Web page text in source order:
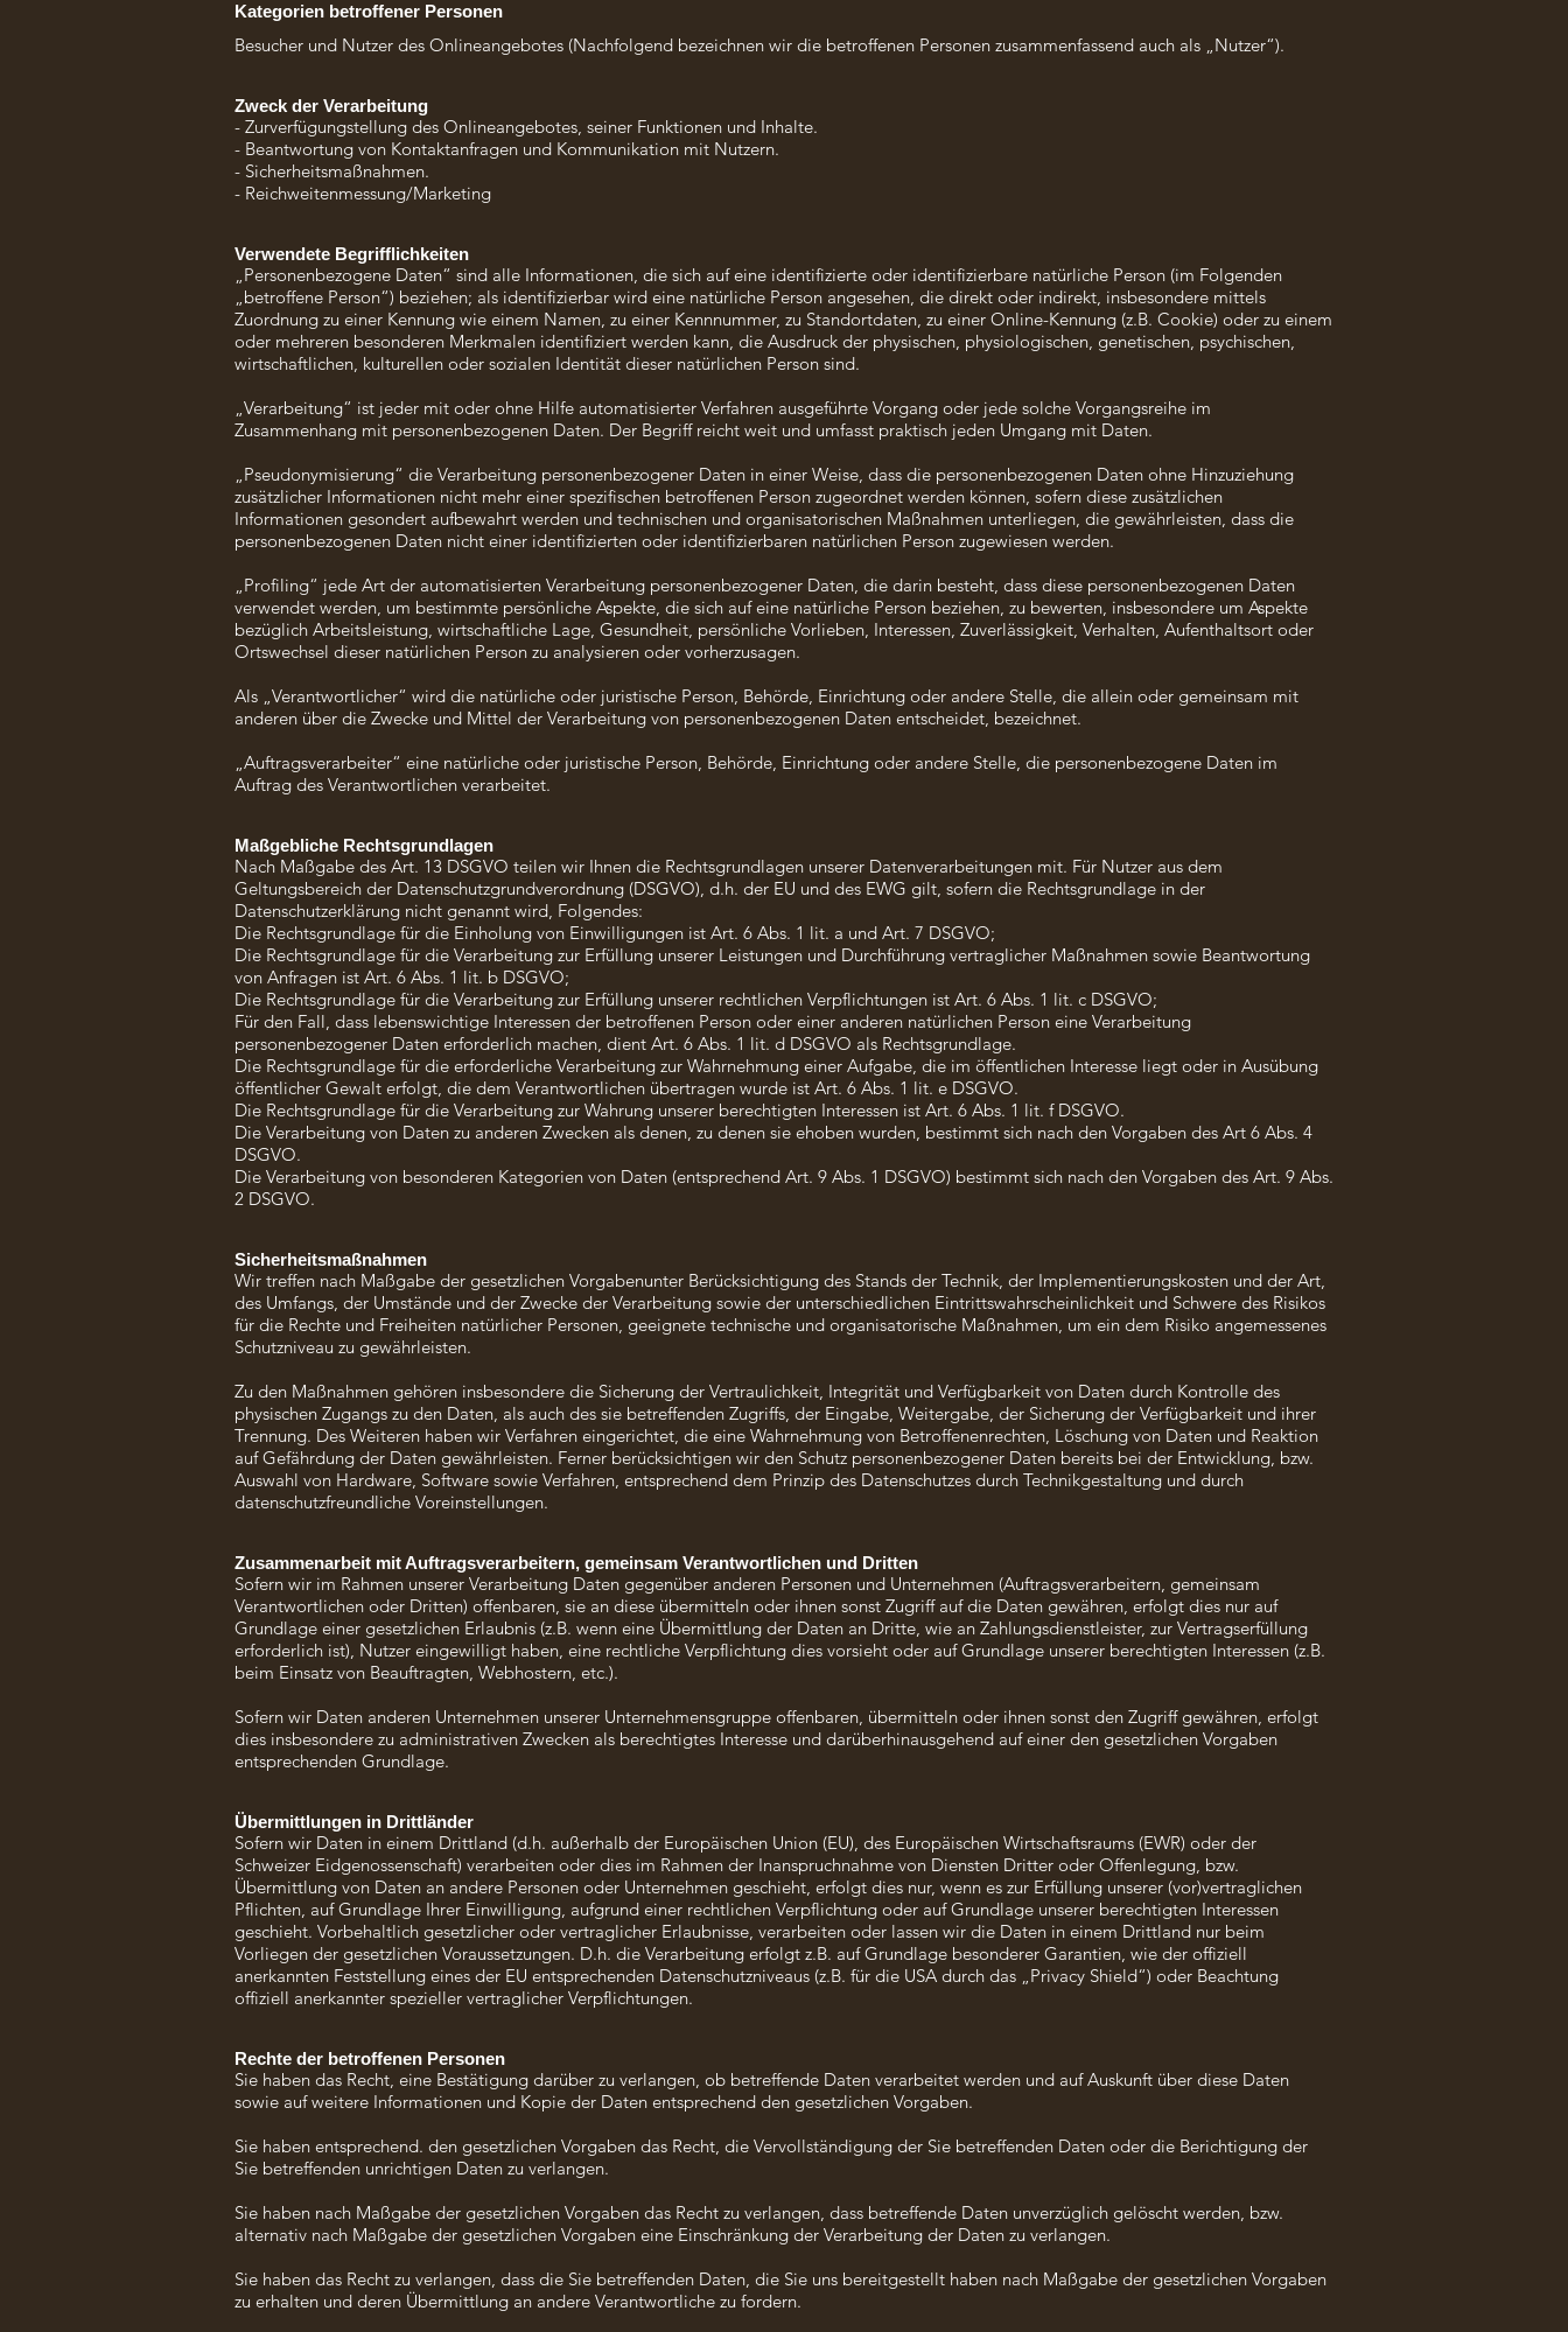
Kategorien betroffener Personen
Besucher und Nutzer des Onlineangebotes (Nachfolgend bezeichnen wir die betroffenen Personen zusammenfassend auch als „Nutzer“).
Zweck der Verarbeitung
- Zurverfügungstellung des Onlineangebotes, seiner Funktionen und Inhalte.
- Beantwortung von Kontaktanfragen und Kommunikation mit Nutzern.
- Sicherheitsmaßnahmen.
- Reichweitenmessung/Marketing
Verwendete Begrifflichkeiten
„Personenbezogene Daten“ sind alle Informationen, die sich auf eine identifizierte oder identifizierbare natürliche Person (im Folgenden
„betroffene Person“) beziehen; als identifizierbar wird eine natürliche Person angesehen, die direkt oder indirekt, insbesondere mittels
Zuordnung zu einer Kennung wie einem Namen, zu einer Kennnummer, zu Standortdaten, zu einer Online-Kennung (z.B. Cookie) oder zu einem
oder mehreren besonderen Merkmalen identifiziert werden kann, die Ausdruck der physischen, physiologischen, genetischen, psychischen,
wirtschaftlichen, kulturellen oder sozialen Identität dieser natürlichen Person sind.
„Verarbeitung“ ist jeder mit oder ohne Hilfe automatisierter Verfahren ausgeführte Vorgang oder jede solche Vorgangsreihe im
Zusammenhang mit personenbezogenen Daten. Der Begriff reicht weit und umfasst praktisch jeden Umgang mit Daten.
„Pseudonymisierung“ die Verarbeitung personenbezogener Daten in einer Weise, dass die personenbezogenen Daten ohne Hinzuziehung
zusätzlicher Informationen nicht mehr einer spezifischen betroffenen Person zugeordnet werden können, sofern diese zusätzlichen
Informationen gesondert aufbewahrt werden und technischen und organisatorischen Maßnahmen unterliegen, die gewährleisten, dass die
personenbezogenen Daten nicht einer identifizierten oder identifizierbaren natürlichen Person zugewiesen werden.
„Profiling“ jede Art der automatisierten Verarbeitung personenbezogener Daten, die darin besteht, dass diese personenbezogenen Daten
verwendet werden, um bestimmte persönliche Aspekte, die sich auf eine natürliche Person beziehen, zu bewerten, insbesondere um Aspekte
bezüglich Arbeitsleistung, wirtschaftliche Lage, Gesundheit, persönliche Vorlieben, Interessen, Zuverlässigkeit, Verhalten, Aufenthaltsort oder
Ortswechsel dieser natürlichen Person zu analysieren oder vorherzusagen.
Als „Verantwortlicher“ wird die natürliche oder juristische Person, Behörde, Einrichtung oder andere Stelle, die allein oder gemeinsam mit
anderen über die Zwecke und Mittel der Verarbeitung von personenbezogenen Daten entscheidet, bezeichnet.
„Auftragsverarbeiter“ eine natürliche oder juristische Person, Behörde, Einrichtung oder andere Stelle, die personenbezogene Daten im
Auftrag des Verantwortlichen verarbeitet.
Maßgebliche Rechtsgrundlagen
Nach Maßgabe des Art. 13 DSGVO teilen wir Ihnen die Rechtsgrundlagen unserer Datenverarbeitungen mit. Für Nutzer aus dem
Geltungsbereich der Datenschutzgrundverordnung (DSGVO), d.h. der EU und des EWG gilt, sofern die Rechtsgrundlage in der
Datenschutzerklärung nicht genannt wird, Folgendes:
Die Rechtsgrundlage für die Einholung von Einwilligungen ist Art. 6 Abs. 1 lit. a und Art. 7 DSGVO;
Die Rechtsgrundlage für die Verarbeitung zur Erfüllung unserer Leistungen und Durchführung vertraglicher Maßnahmen sowie Beantwortung
von Anfragen ist Art. 6 Abs. 1 lit. b DSGVO;
Die Rechtsgrundlage für die Verarbeitung zur Erfüllung unserer rechtlichen Verpflichtungen ist Art. 6 Abs. 1 lit. c DSGVO;
Für den Fall, dass lebenswichtige Interessen der betroffenen Person oder einer anderen natürlichen Person eine Verarbeitung
personenbezogener Daten erforderlich machen, dient Art. 6 Abs. 1 lit. d DSGVO als Rechtsgrundlage.
Die Rechtsgrundlage für die erforderliche Verarbeitung zur Wahrnehmung einer Aufgabe, die im öffentlichen Interesse liegt oder in Ausübung
öffentlicher Gewalt erfolgt, die dem Verantwortlichen übertragen wurde ist Art. 6 Abs. 1 lit. e DSGVO.
Die Rechtsgrundlage für die Verarbeitung zur Wahrung unserer berechtigten Interessen ist Art. 6 Abs. 1 lit. f DSGVO.
Die Verarbeitung von Daten zu anderen Zwecken als denen, zu denen sie ehoben wurden, bestimmt sich nach den Vorgaben des Art 6 Abs. 4
DSGVO.
Die Verarbeitung von besonderen Kategorien von Daten (entsprechend Art. 9 Abs. 1 DSGVO) bestimmt sich nach den Vorgaben des Art. 9 Abs.
2 DSGVO.
Sicherheitsmaßnahmen
Wir treffen nach Maßgabe der gesetzlichen Vorgabenunter Berücksichtigung des Stands der Technik, der Implementierungskosten und der Art,
des Umfangs, der Umstände und der Zwecke der Verarbeitung sowie der unterschiedlichen Eintrittswahrscheinlichkeit und Schwere des Risikos
für die Rechte und Freiheiten natürlicher Personen, geeignete technische und organisatorische Maßnahmen, um ein dem Risiko angemessenes
Schutzniveau zu gewährleisten.
Zu den Maßnahmen gehören insbesondere die Sicherung der Vertraulichkeit, Integrität und Verfügbarkeit von Daten durch Kontrolle des
physischen Zugangs zu den Daten, als auch des sie betreffenden Zugriffs, der Eingabe, Weitergabe, der Sicherung der Verfügbarkeit und ihrer
Trennung. Des Weiteren haben wir Verfahren eingerichtet, die eine Wahrnehmung von Betroffenenrechten, Löschung von Daten und Reaktion
auf Gefährdung der Daten gewährleisten. Ferner berücksichtigen wir den Schutz personenbezogener Daten bereits bei der Entwicklung, bzw.
Auswahl von Hardware, Software sowie Verfahren, entsprechend dem Prinzip des Datenschutzes durch Technikgestaltung und durch
datenschutzfreundliche Voreinstellungen.
Zusammenarbeit mit Auftragsverarbeitern, gemeinsam Verantwortlichen und Dritten
Sofern wir im Rahmen unserer Verarbeitung Daten gegenüber anderen Personen und Unternehmen (Auftragsverarbeitern, gemeinsam
Verantwortlichen oder Dritten) offenbaren, sie an diese übermitteln oder ihnen sonst Zugriff auf die Daten gewähren, erfolgt dies nur auf
Grundlage einer gesetzlichen Erlaubnis (z.B. wenn eine Übermittlung der Daten an Dritte, wie an Zahlungsdienstleister, zur Vertragserfüllung
erforderlich ist), Nutzer eingewilligt haben, eine rechtliche Verpflichtung dies vorsieht oder auf Grundlage unserer berechtigten Interessen (z.B.
beim Einsatz von Beauftragten, Webhostern, etc.).
Sofern wir Daten anderen Unternehmen unserer Unternehmensgruppe offenbaren, übermitteln oder ihnen sonst den Zugriff gewähren, erfolgt
dies insbesondere zu administrativen Zwecken als berechtigtes Interesse und darüberhinausgehend auf einer den gesetzlichen Vorgaben
entsprechenden Grundlage.
Übermittlungen in Drittländer
Sofern wir Daten in einem Drittland (d.h. außerhalb der Europäischen Union (EU), des Europäischen Wirtschaftsraums (EWR) oder der
Schweizer Eidgenossenschaft) verarbeiten oder dies im Rahmen der Inanspruchnahme von Diensten Dritter oder Offenlegung, bzw.
Übermittlung von Daten an andere Personen oder Unternehmen geschieht, erfolgt dies nur, wenn es zur Erfüllung unserer (vor)vertraglichen
Pflichten, auf Grundlage Ihrer Einwilligung, aufgrund einer rechtlichen Verpflichtung oder auf Grundlage unserer berechtigten Interessen
geschieht. Vorbehaltlich gesetzlicher oder vertraglicher Erlaubnisse, verarbeiten oder lassen wir die Daten in einem Drittland nur beim
Vorliegen der gesetzlichen Voraussetzungen. D.h. die Verarbeitung erfolgt z.B. auf Grundlage besonderer Garantien, wie der offiziell
anerkannten Feststellung eines der EU entsprechenden Datenschutzniveaus (z.B. für die USA durch das „Privacy Shield“) oder Beachtung
offiziell anerkannter spezieller vertraglicher Verpflichtungen.
Rechte der betroffenen Personen
Sie haben das Recht, eine Bestätigung darüber zu verlangen, ob betreffende Daten verarbeitet werden und auf Auskunft über diese Daten
sowie auf weitere Informationen und Kopie der Daten entsprechend den gesetzlichen Vorgaben.
Sie haben entsprechend. den gesetzlichen Vorgaben das Recht, die Vervollständigung der Sie betreffenden Daten oder die Berichtigung der
Sie betreffenden unrichtigen Daten zu verlangen.
Sie haben nach Maßgabe der gesetzlichen Vorgaben das Recht zu verlangen, dass betreffende Daten unverzüglich gelöscht werden, bzw.
alternativ nach Maßgabe der gesetzlichen Vorgaben eine Einschränkung der Verarbeitung der Daten zu verlangen.
Sie haben das Recht zu verlangen, dass die Sie betreffenden Daten, die Sie uns bereitgestellt haben nach Maßgabe der gesetzlichen Vorgaben
zu erhalten und deren Übermittlung an andere Verantwortliche zu fordern.